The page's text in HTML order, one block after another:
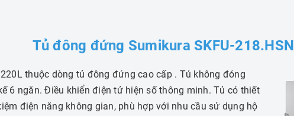
Tủ đông đứng Sumikura SKFU-218.HSN
thuộc dòng tủ đông đứng cao cấp . Tủ không đóng
6 ngăn.Điều khiển điện tử hiện số thông minh. Tủ có thiết
điện năng không gian, phù hợp với nhu cầu sử dụng hộ